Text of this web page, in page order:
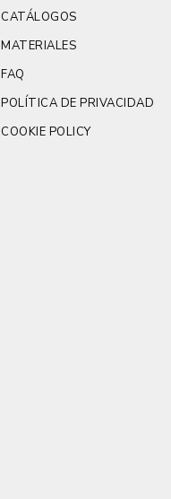
CATÁLOGOS
MATERIALES
FAQ
POLÍTICA DE PRIVACIDAD
COOKIE POLICY